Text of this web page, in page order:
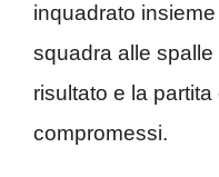
inquadrato
squadra alle spalle
risultato e la
compromessi.